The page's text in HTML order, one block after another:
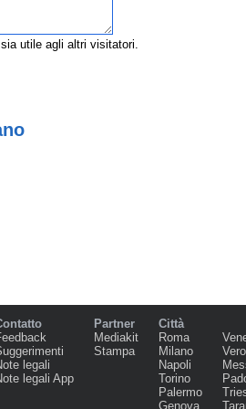
utile agli altri visitatori.
legali
legali App
Partner
Mediakit
Stampa
Città
Roma
Milano
Napoli
Torino
Palermo
Genova